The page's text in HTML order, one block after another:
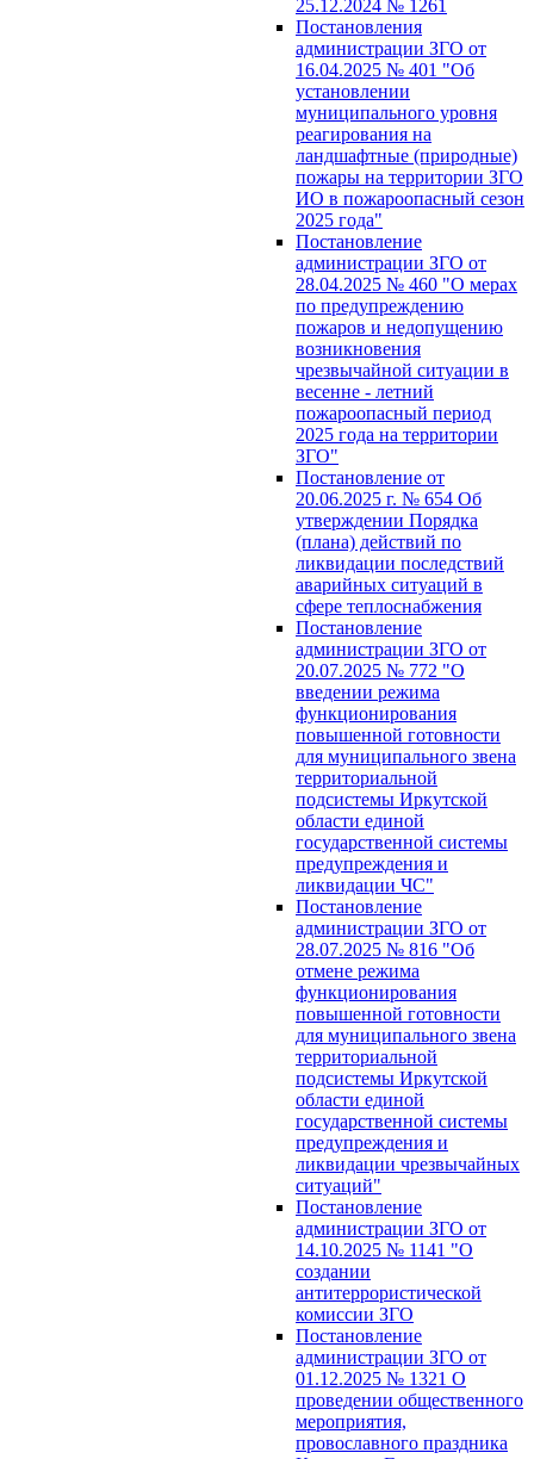
25.12.2024 № 1261
Постановления
администрации ЗГО от
16.04.2025 № 401 "Об
установлении
муниципального уровня
реагирования на
ландшафтные (природные)
пожары на территории ЗГО
ИО в пожароопасный сезон
2025 года"
Постановление
администрации ЗГО от
28.04.2025 № 460 "О мерах
по предупреждению
пожаров и недопущению
возникновения
чрезвычайной ситуации в
весенне - летний
пожароопасный период
2025 года на территории
ЗГО"
Постановление от
20.06.2025 г. № 654 Об
утверждении Порядка
(плана) действий по
ликвидации последствий
аварийных ситуаций в
сфере теплоснабжения
Постановление
администрации ЗГО от
20.07.2025 № 772 "О
введении режима
функционирования
повышенной готовности
для муниципального звена
территориальной
подсистемы Иркутской
области единой
государственной системы
предупреждения и
ликвидации ЧС"
Постановление
администрации ЗГО от
28.07.2025 № 816 "Об
отмене режима
функционирования
повышенной готовности
для муниципального звена
территориальной
подсистемы Иркутской
области единой
государственной системы
предупреждения и
ликвидации чрезвычайных
ситуаций"
Постановление
администрации ЗГО от
14.10.2025 № 1141 "О
создании
антитеррористической
комиссии ЗГО
Постановление
администрации ЗГО от
01.12.2025 № 1321 О
проведении общественного
мероприятия,
провославного праздника